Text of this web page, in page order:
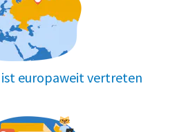
europaweit vertreten